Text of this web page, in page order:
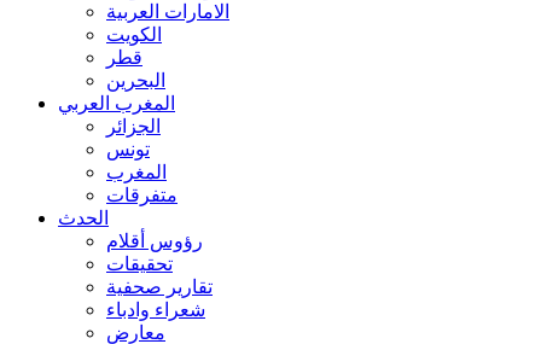
الامارات العربية
الكويت
قطر
البحرين
المغرب العربي
الجزائر
تونس
المغرب
متفرقات
الحدث
رؤوس أقلام
تحقيقات
تقارير صحفية
شعراء وادباء
معارض